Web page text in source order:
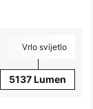
Vrlo svijetlo
5137 Lumen